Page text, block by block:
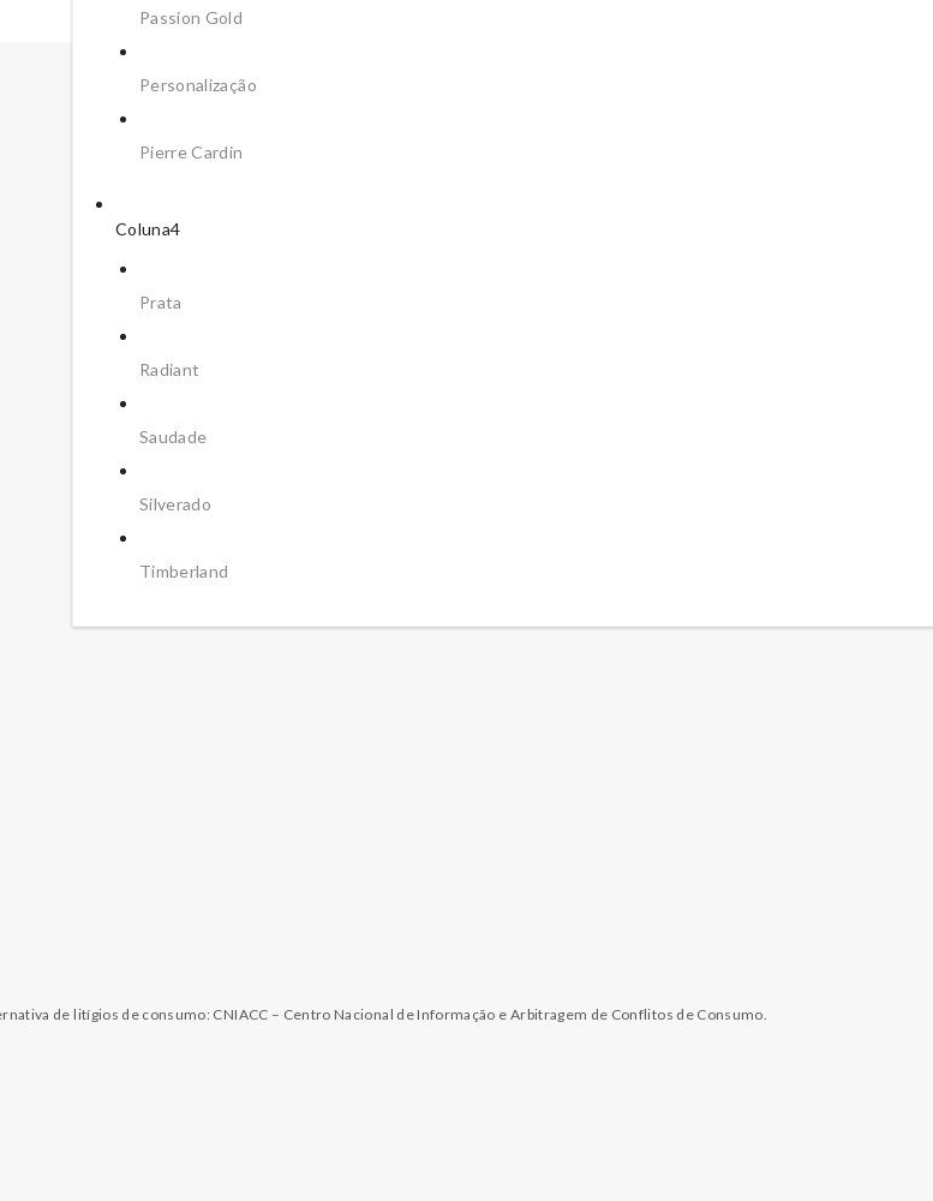
Passion Gold
Personalização
Pierre Cardin
Coluna4
Prata
Radiant
Saudade
Silverado
Timberland
de litígios de consumo: CNIACC – Centro Nacional de Informação e Arbitragem de Conflitos de Consumo.